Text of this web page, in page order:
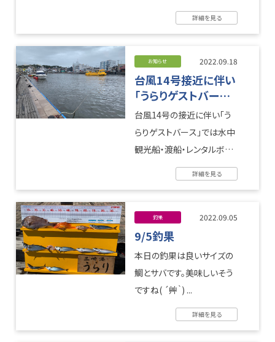
崎港「うらり」を初のご利用
でまるまると重量感たっぷ
詳細を見る
お知らせ 2022.09.18
台風14号接近に伴い
「うらりゲストバース」
台風対策実施お知ら
せ
台風14号の接近に伴い「う
らりゲストバース」では水中
観光船・渡船・レンタルボー
ト等台風対策を実施してお
詳細を見る
釣果 2022.09.05
9/5釣果
本日の釣果は良いサイズの
鯛とサバです。美味しいそう
ですね( ´艸｀) ...
詳細を見る